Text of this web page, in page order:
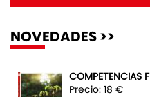
NOVEDADES >>
COMPETENCIAS
Precio: 18 €